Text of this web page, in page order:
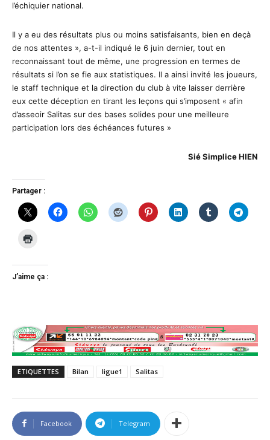
l’échiquier national.
Il y a eu des résultats plus ou moins satisfaisants, bien en deçà
de nos attentes », a-t-il indiqué le 6 juin dernier, tout en
reconnaissant tout de même, une progression en termes de
résultats si l’on se fie aux statistiques. Il a ainsi invité les joueurs,
le staff technique et la direction du club à vite laisser derrière
eux cette déception en tirant les leçons qui s’imposent « afin
d’asseoir Salitas sur des bases solides pour une meilleure
participation lors des échéances futures »
Sié Simplice HIEN
Partager :
J’aime ça :
ETIQUETTES Bilan ligue1 Salitas
Facebook Telegram